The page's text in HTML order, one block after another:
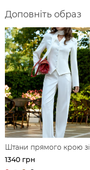
Доповніть образ
Штани прямого крою зі
стрілками
1340 грн